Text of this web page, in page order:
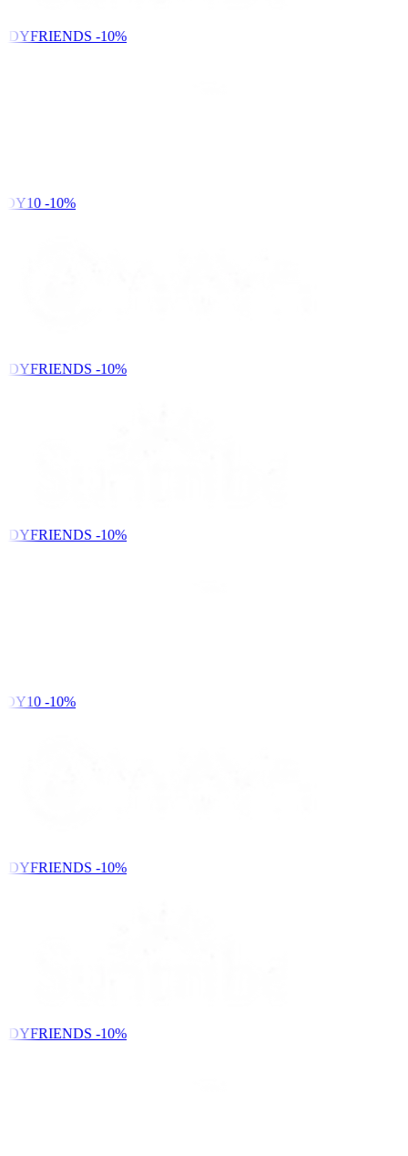
-10%
-10%
-10%
-10%
-10%
-10%
-10%